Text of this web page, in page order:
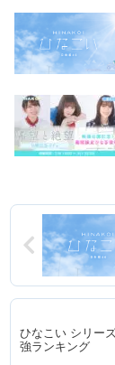
ひなこい シリー
強ランキング